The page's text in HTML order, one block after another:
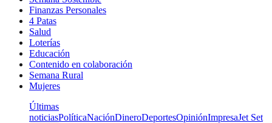
Finanzas Personales
4 Patas
Salud
Loterías
Educación
Contenido en colaboración
Semana Rural
Mujeres
Últimas
noticiasPolíticaNaciónDineroDeportesOpiniónImpresaJet Set